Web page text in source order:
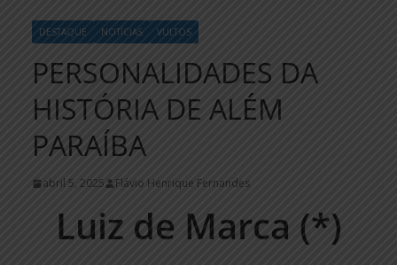
DESTAQUE NOTÍCIAS VULTOS
PERSONALIDADES DA
HISTÓRIA DE ALÉM
PARAÍBA
abril 5, 2025 Flávio Henrique Fernandes
Luiz de Marca (*)